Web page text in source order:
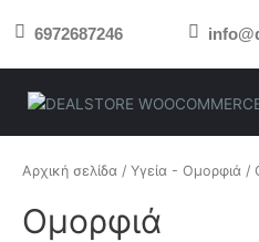
στο 6972687246
Αρχική σελίδα / Υγεία - Ομορφιά /
Ομορφιά